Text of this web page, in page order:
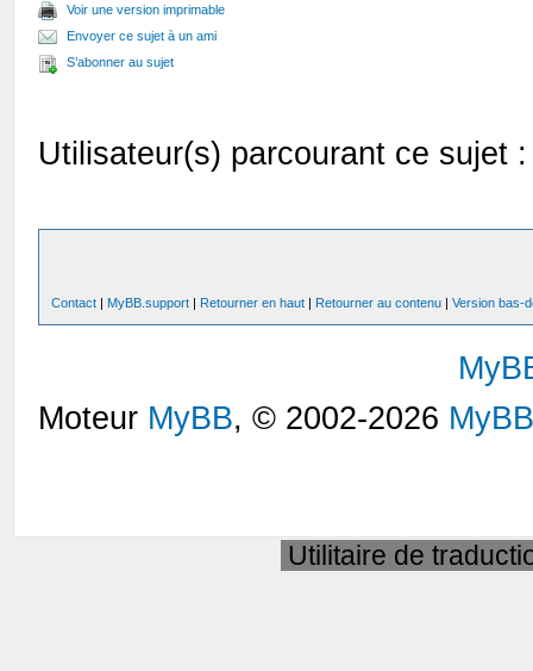
Voir une version imprimable
Envoyer ce sujet à un ami
S’abonner au sujet
Utilisateur(s) parcourant ce sujet
Contact | MyBB.support | Retourner en haut | Retourner au contenu |Version bas-
Moteur MyBB, © 2002-2026
Utilitaire de